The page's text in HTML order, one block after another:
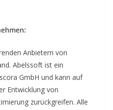
Anbietern von
Abelssoft ist ein
GmbH und kann auf
Entwicklung von
zurückgreifen. Alle